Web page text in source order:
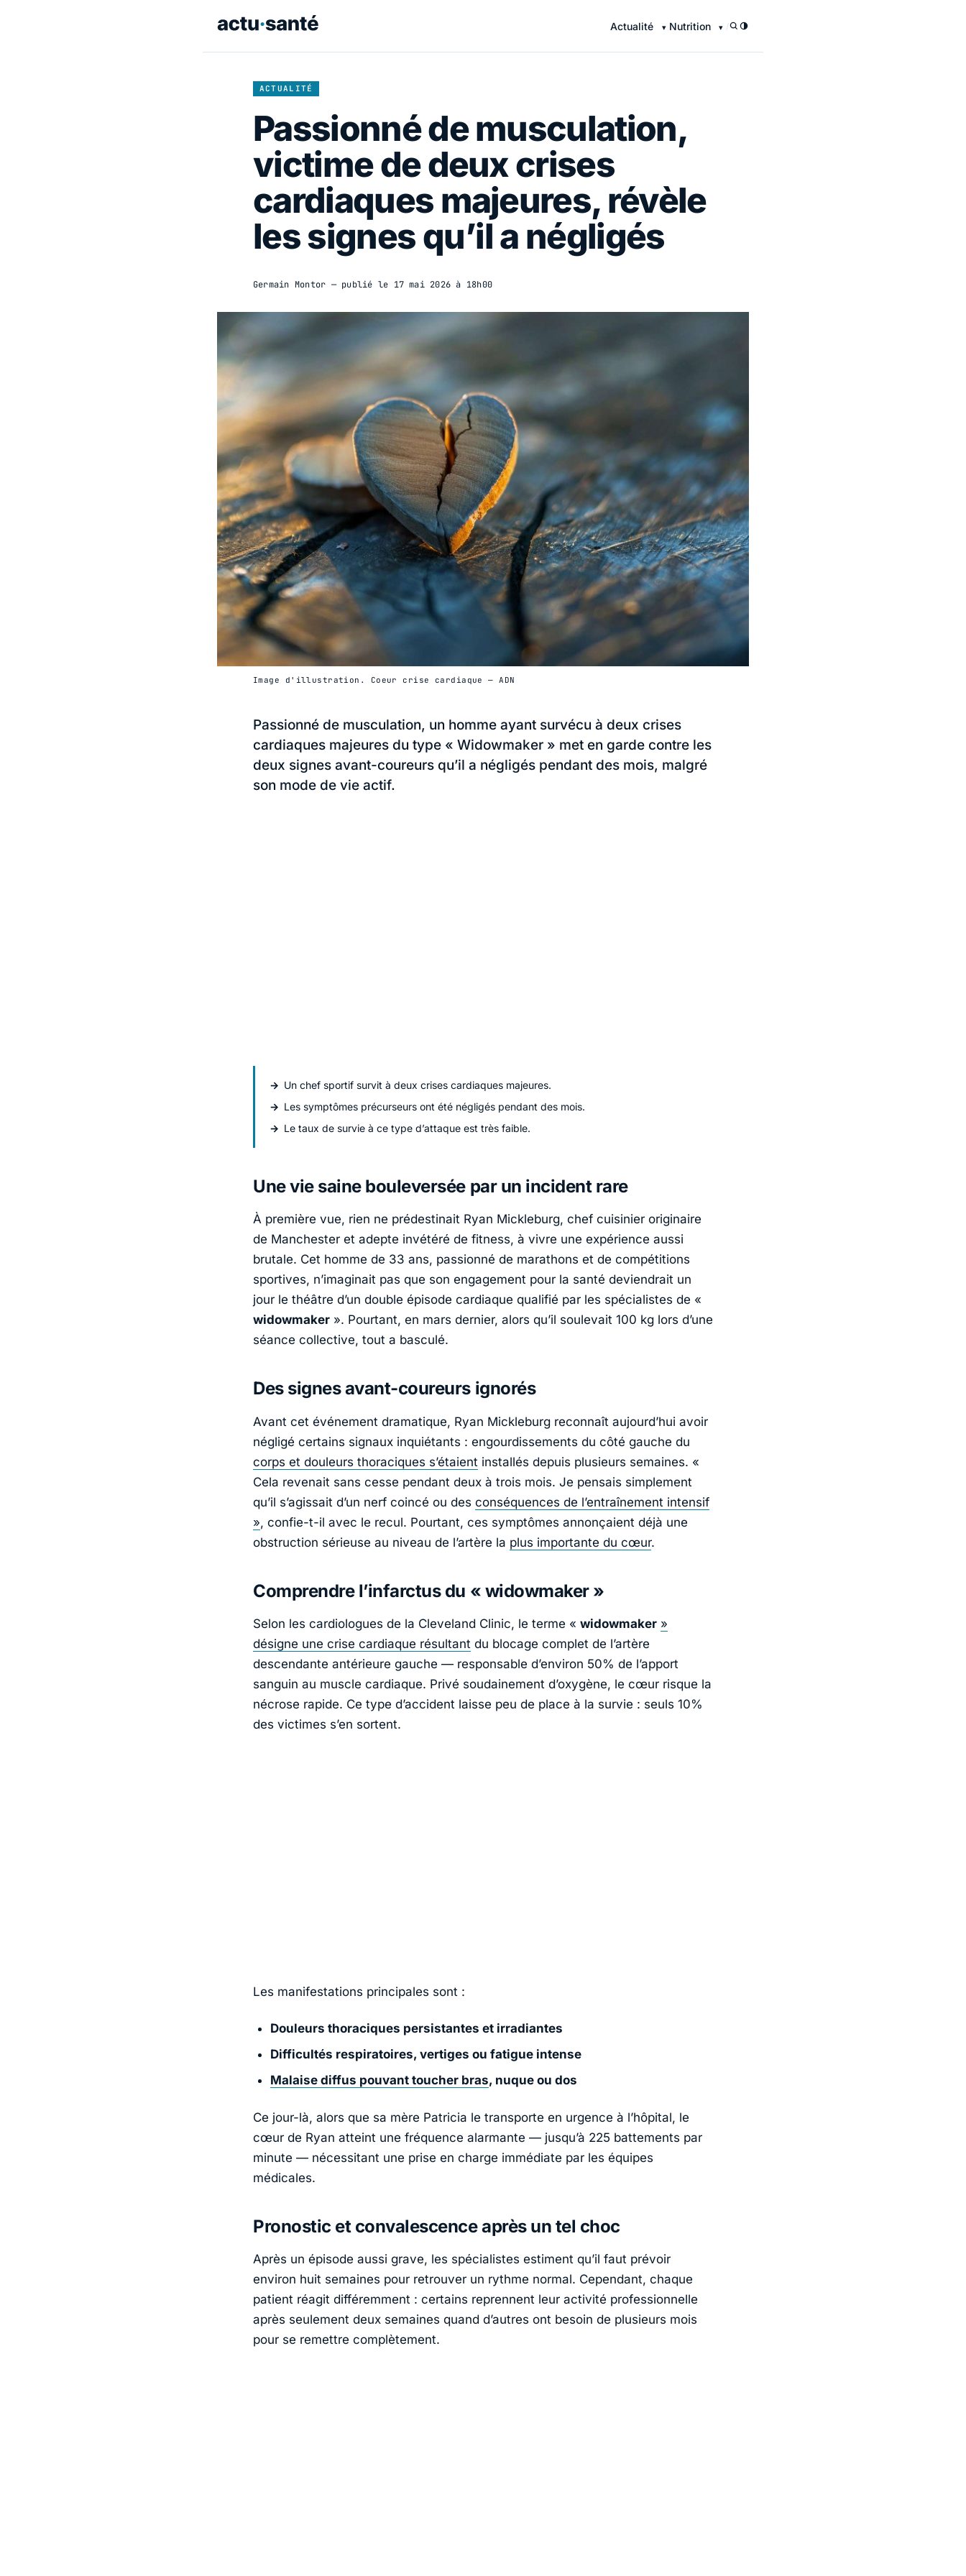
Actualité Nutrition /
ACTUALITÉ
Passionné de musculation,
victime de deux crises
cardiaques majeures, révèle
les signes qu’il a négligés
Germain Montor — publié le 17 mai 2026 à 18h00
Image d'illustration. Coeur crise cardiaque — ADN
Passionné de musculation, un homme ayant survécu à deux crises
cardiaques majeures du type « Widowmaker » met en garde contre les
deux signes avant-coureurs qu’il a négligés pendant des mois, malgré
son mode de vie actif.
Un chef sportif survit à deux crises cardiaques majeures.
Les symptômes précurseurs ont été négligés pendant des mois.
Le taux de survie à ce type d’attaque est très faible.
Une vie saine bouleversée par un incident rare
À première vue, rien ne prédestinait Ryan Mickleburg, chef cuisinier originaire
de Manchester et adepte invétéré de fitness, à vivre une expérience aussi
brutale. Cet homme de 33 ans, passionné de marathons et de compétitions
sportives, n’imaginait pas que son engagement pour la santé deviendrait un
jour le théâtre d’un double épisode cardiaque qualifié par les spécialistes de «
widowmaker ». Pourtant, en mars dernier, alors qu’il soulevait 100 kg lors d’une
séance collective, tout a basculé.
Des signes avant-coureurs ignorés
Avant cet événement dramatique, Ryan Mickleburg reconnaît aujourd’hui avoir
négligé certains signaux inquiétants : engourdissements du côté gauche du
corps et douleurs thoraciques s’étaient installés depuis plusieurs semaines. «
Cela revenait sans cesse pendant deux à trois mois. Je pensais simplement
qu’il s’agissait d’un nerf coincé ou des conséquences de l’entraînement intensif
», confie-t-il avec le recul. Pourtant, ces symptômes annonçaient déjà une
obstruction sérieuse au niveau de l’artère la plus importante du cœur.
Comprendre l’infarctus du « widowmaker »
Selon les cardiologues de la Cleveland Clinic, le terme « widowmaker »
désigne une crise cardiaque résultant du blocage complet de l’artère
descendante antérieure gauche — responsable d’environ 50% de l’apport
sanguin au muscle cardiaque. Privé soudainement d’oxygène, le cœur risque la
nécrose rapide. Ce type d’accident laisse peu de place à la survie : seuls 10%
des victimes s’en sortent.
Les manifestations principales sont :
Douleurs thoraciques persistantes et irradiantes
Difficultés respiratoires, vertiges ou fatigue intense
Malaise diffus pouvant toucher bras, nuque ou dos
Ce jour-là, alors que sa mère Patricia le transporte en urgence à l’hôpital, le
cœur de Ryan atteint une fréquence alarmante — jusqu’à 225 battements par
minute — nécessitant une prise en charge immédiate par les équipes
médicales.
Pronostic et convalescence après un tel choc
Après un épisode aussi grave, les spécialistes estiment qu’il faut prévoir
environ huit semaines pour retrouver un rythme normal. Cependant, chaque
patient réagit différemment : certains reprennent leur activité professionnelle
après seulement deux semaines quand d’autres ont besoin de plusieurs mois
pour se remettre complètement.